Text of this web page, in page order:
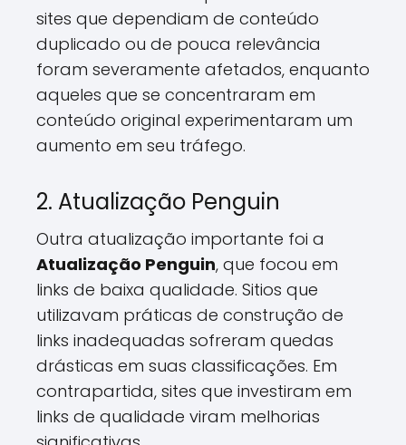
sites que dependiam de conteúdo
duplicado ou de pouca relevância
foram severamente afetados, enquanto
aqueles que se concentraram em
conteúdo original experimentaram um
aumento em seu tráfego.
2. Atualização Penguin
Outra atualização importante foi a
Atualização Penguin, que focou em
links de baixa qualidade. Sitios que
utilizavam práticas de construção de
links inadequadas sofreram quedas
drásticas em suas classificações. Em
contrapartida, sites que investiram em
links de qualidade viram melhorias